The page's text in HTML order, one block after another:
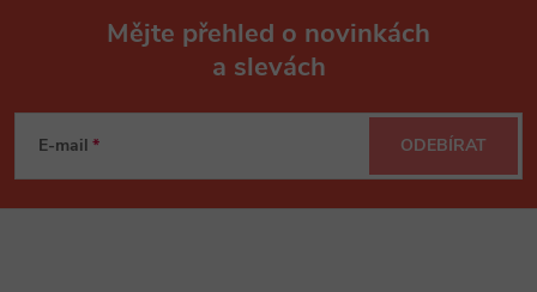
p
Mějte přehled o novinkách
a slevách
E-mail ODEBÍRAT